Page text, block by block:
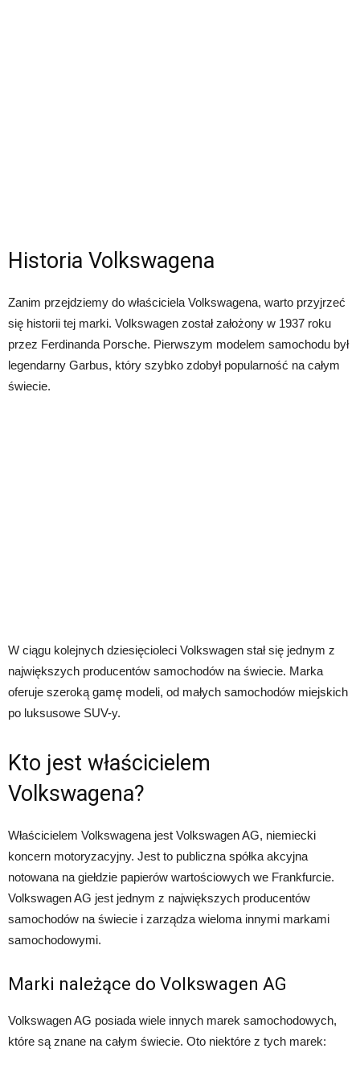
Historia Volkswagena
Zanim przejdziemy do właściciela Volkswagena, warto przyjrzeć
się historii tej marki. Volkswagen został założony w 1937 roku
przez Ferdinanda Porsche. Pierwszym modelem samochodu był
legendarny Garbus, który szybko zdobył popularność na całym
świecie.
W ciągu kolejnych dziesięcioleci Volkswagen stał się jednym z
największych producentów samochodów na świecie. Marka
oferuje szeroką gamę modeli, od małych samochodów miejskich
po luksusowe SUV-y.
Kto jest właścicielem
Volkswagena?
Właścicielem Volkswagena jest Volkswagen AG, niemiecki
koncern motoryzacyjny. Jest to publiczna spółka akcyjna
notowana na giełdzie papierów wartościowych we Frankfurcie.
Volkswagen AG jest jednym z największych producentów
samochodów na świecie i zarządza wieloma innymi markami
samochodowymi.
Marki należące do Volkswagen AG
Volkswagen AG posiada wiele innych marek samochodowych,
które są znane na całym świecie. Oto niektóre z tych marek: